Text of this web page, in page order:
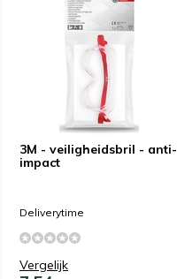
3M - veiligheidsbril - anti-
impact
Deliverytime
Vergelijk